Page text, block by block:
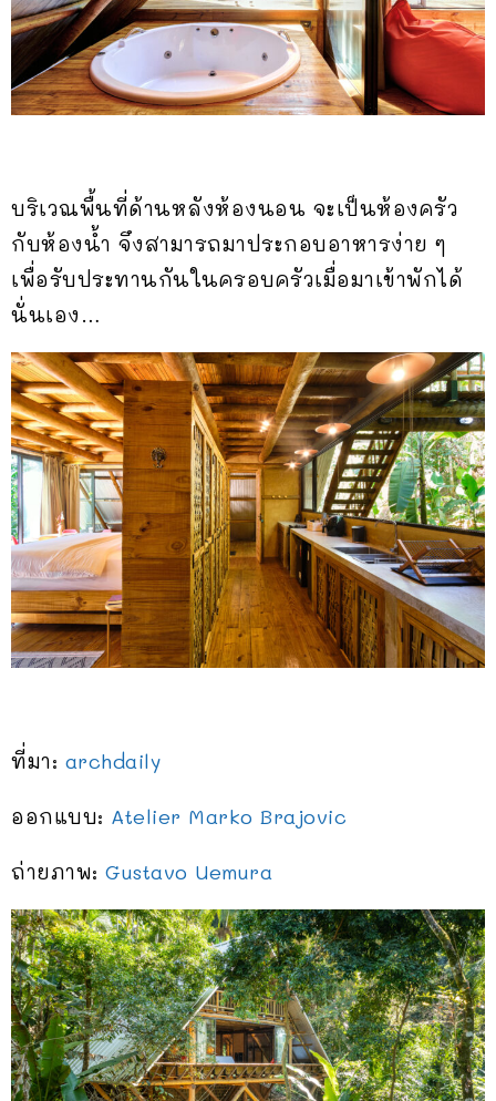
บริเวณพื้นที่ด้านหลังห้องนอน จะเป็นห้องครัว
กับห้องน้ำ จึงสามารถมาประกอบอาหารง่าย ๆ
เพื่อรับประทานกันในครอบครัวเมื่อมาเข้าพักได้
นั่นเอง…
ที่มา: archdaily
ออกแบบ: Atelier Marko Brajovic
ถ่ายภาพ: Gustavo Uemura